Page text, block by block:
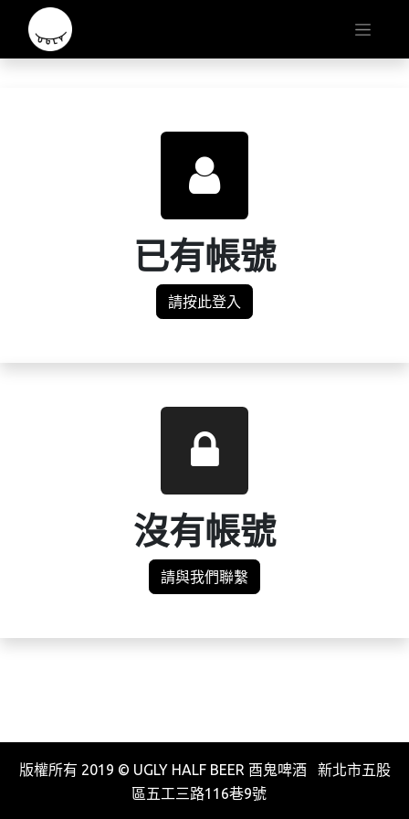
已有帳號
請按此登入
沒有帳號
請與我們聯繫
版權所有 2019 © UGLY HALF BEER 酉鬼啤酒 新北市五股
區五工三路116巷9號